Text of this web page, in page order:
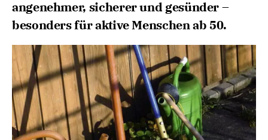
angenehmer, sicherer und gesünder –
besonders für aktive Menschen ab 50.